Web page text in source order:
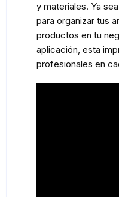
y materiales. Ya
para organizar tus
productos en tu
aplicación, esta
profesionales en